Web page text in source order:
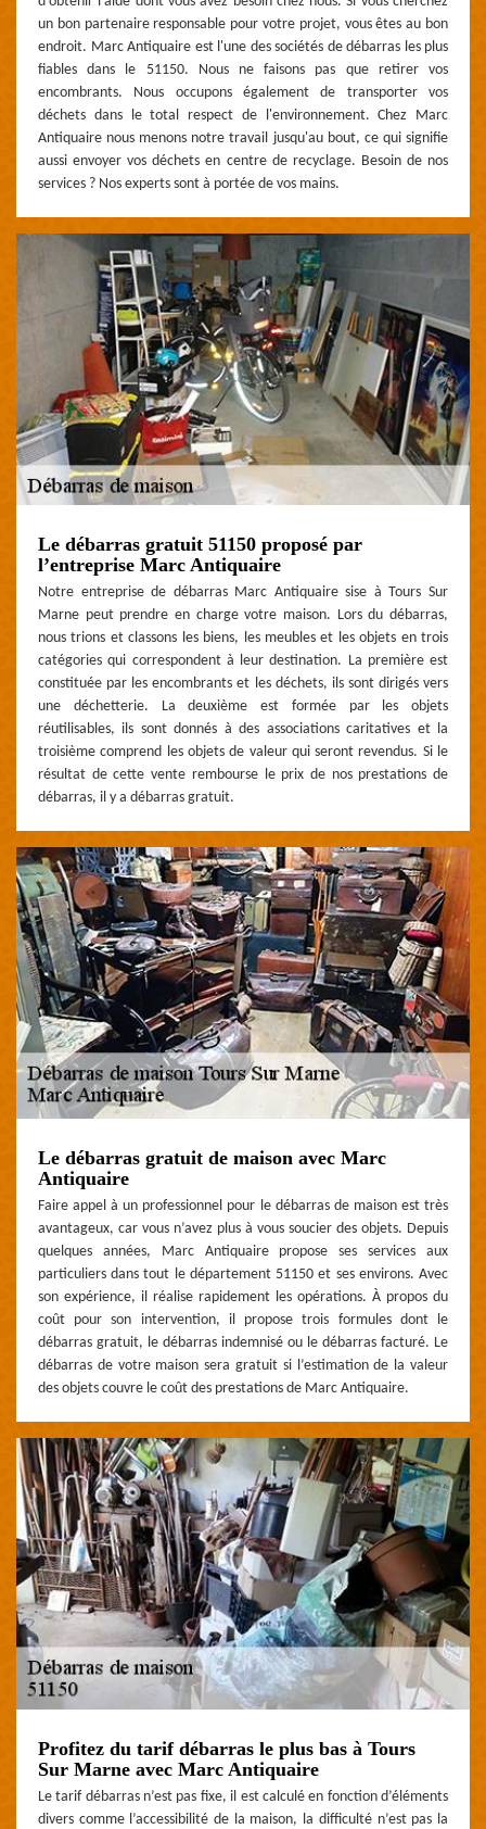
un bon partenaire responsable pour votre projet, vous êtes au bon
endroit. Marc Antiquaire est l'une des sociétés de débarras les plus
fiables dans le 51150. Nous ne faisons pas que retirer vos
encombrants. Nous occupons également de transporter vos
déchets dans le total respect de l'environnement. Chez Marc
Antiquaire nous menons notre travail jusqu'au bout, ce qui signifie
aussi envoyer vos déchets en centre de recyclage. Besoin de nos
services ? Nos experts sont à portée de vos mains.
Le débarras gratuit 51150 proposé par
l’entreprise Marc Antiquaire
Notre entreprise de débarras Marc Antiquaire sise à Tours Sur
Marne peut prendre en charge votre maison. Lors du débarras,
nous trions et classons les biens, les meubles et les objets en trois
catégories qui correspondent à leur destination. La première est
constituée par les encombrants et les déchets, ils sont dirigés vers
une déchetterie. La deuxième est formée par les objets
réutilisables, ils sont donnés à des associations caritatives et la
troisième comprend les objets de valeur qui seront revendus. Si le
résultat de cette vente rembourse le prix de nos prestations de
débarras, il y a débarras gratuit.
Le débarras gratuit de maison avec Marc
Antiquaire
Faire appel à un professionnel pour le débarras de maison est très
avantageux, car vous n’avez plus à vous soucier des objets. Depuis
quelques années, Marc Antiquaire propose ses services aux
particuliers dans tout le département 51150 et ses environs. Avec
son expérience, il réalise rapidement les opérations. À propos du
coût pour son intervention, il propose trois formules dont le
débarras gratuit, le débarras indemnisé ou le débarras facturé. Le
débarras de votre maison sera gratuit si l’estimation de la valeur
des objets couvre le coût des prestations de Marc Antiquaire.
Profitez du tarif débarras le plus bas à Tours
Sur Marne avec Marc Antiquaire
Le tarif débarras n’est pas fixe, il est calculé en fonction d’éléments
divers comme l’accessibilité de la maison, la difficulté n’est pas la